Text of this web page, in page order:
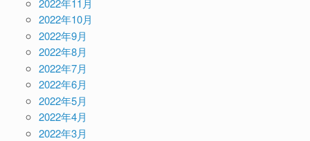
2022年11月
2022年10月
2022年9月
2022年8月
2022年7月
2022年6月
2022年5月
2022年4月
2022年3月